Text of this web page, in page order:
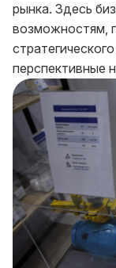
рынка. Здесь
возможностям,
перспективные